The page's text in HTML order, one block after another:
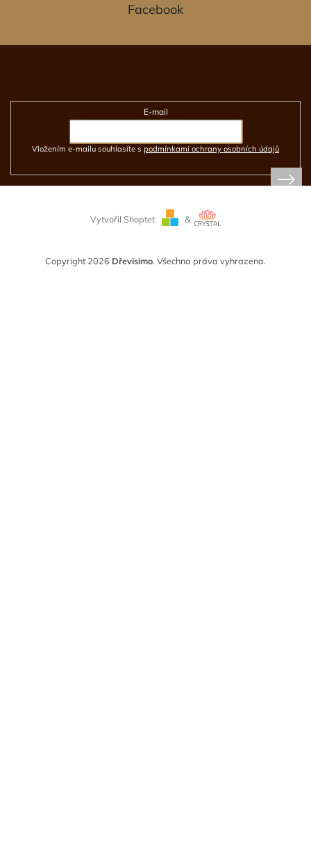
Facebook
E-mail
Vložením e-mailu souhlasíte s podmínkami ochrany osobních údajů
Vytvořil Shoptet &
Copyright 2026 Dřevisimo. Všechna práva vyhrazena.